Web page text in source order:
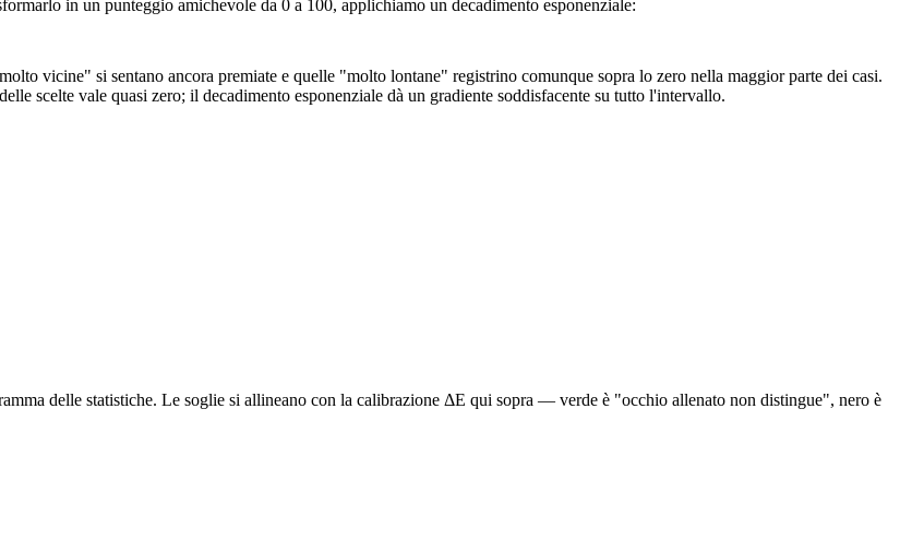
in un punteggio amichevole da 0 a 100, applichiamo un decadimento esponenziale:
vicine" si sentano ancora premiate e quelle "molto lontane" registrino comunque sopra lo zero nella maggior parte dei casi.
scelte vale quasi zero; il decadimento esponenziale dà un gradiente soddisfacente su tutto l'intervallo.
delle statistiche. Le soglie si allineano con la calibrazione ΔE qui sopra — verde è "occhio allenato non distingue", nero è